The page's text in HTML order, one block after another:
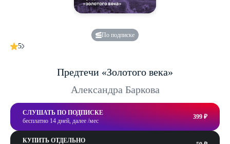
По подписке
5
Предтечи «Золотого века»
Александра Баркова
СЛУШАТЬ ПО ПОДПИСКЕ
бесплатно 14 дней, далее /мес
399 ₽
КУПИТЬ ОТДЕЛЬНО